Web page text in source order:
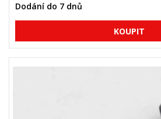
Dodání do 7 dnů